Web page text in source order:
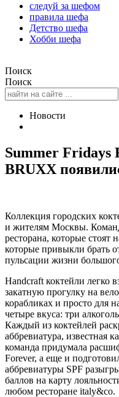
следуй за шефом
правила шефа
Детство шефа
Хобби шефа
Поиск
Поиск
Новости
Summer Fridays
BRUXX
Коллекция городских
и жителям Москвы.
ресторана, которые стоят
которые привыкли брать
пульсации жизни
Handcraft коктейли легко
закатную прогулку на
корабликах и просто для
четыре вкуса: три
Каждый из коктейлей
аббревиатура, известная
команда придумала
Forever, а еще и
аббревиатуры SPF
баллов на карту
любом ресторане italy&сo.